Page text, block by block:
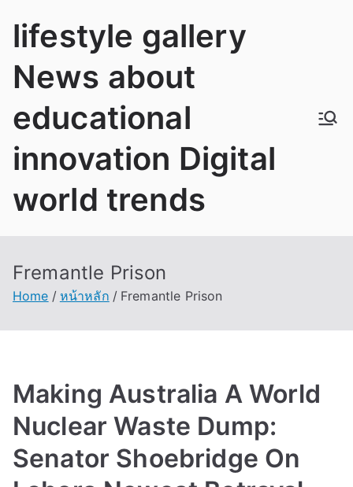
lifestyle gallery
News about
educational
innovation Digital
world trends
Fremantle Prison
Home หน้าหลัก Fremantle Prison
Making Australia A World
Nuclear Waste Dump:
Senator Shoebridge On